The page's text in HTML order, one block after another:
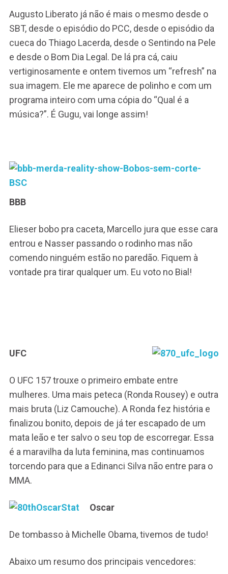
Augusto Liberato já não é mais o mesmo desde o
SBT, desde o episódio do PCC, desde o episódio da
cueca do Thiago Lacerda, desde o Sentindo na Pele
e desde o Bom Dia Legal. De lá pra cá, caiu
vertiginosamente e ontem tivemos um “refresh” na
sua imagem. Ele me aparece de polinho e com um
programa inteiro com uma cópia do “Qual é a
música?”. É Gugu, vai longe assim!
BBB
Elieser bobo pra caceta, Marcello jura que esse cara
entrou e Nasser passando o rodinho mas não
comendo ninguém estão no paredão. Fiquem à
vontade pra tirar qualquer um. Eu voto no Bial!
UFC
O UFC 157 trouxe o primeiro embate entre
mulheres. Uma mais peteca (Ronda Rousey) e outra
mais bruta (Liz Camouche). A Ronda fez história e
finalizou bonito, depois de já ter escapado de um
mata leão e ter salvo o seu top de escorregar. Essa
é a maravilha da luta feminina, mas continuamos
torcendo para que a Edinanci Silva não entre para o
MMA.
Oscar
De tombasso à Michelle Obama, tivemos de tudo!
Abaixo um resumo dos principais vencedores: